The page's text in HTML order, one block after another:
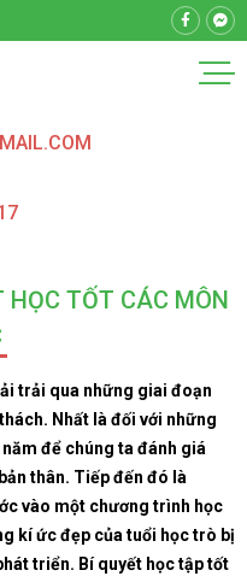
HỌC TỐT CÁC MÔN
trải qua những giai đoạn
Nhất là đối với những
để chúng ta đánh giá
thân. Tiếp đến đó là
vào một chương trình học
kí ức đẹp của tuổi học trò bị
triển. Bí quyết học tập tốt